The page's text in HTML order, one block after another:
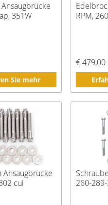
351W
Sie mehr
RPM,
€ 479,00
Ansaugbrücke
cui
260-